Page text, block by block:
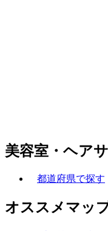
美容室・ヘア
都道府県で探す
オススメマッ